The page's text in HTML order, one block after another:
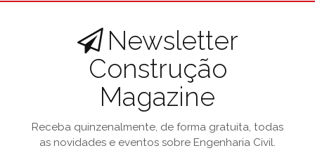
Newsletter
Construção
Magazine
Receba quinzenalmente, de forma gratuita, todas
as novidades e eventos sobre Engenharia Civil.